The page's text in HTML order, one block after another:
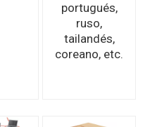
portugués,
ruso,
tailandés,
coreano, etc.